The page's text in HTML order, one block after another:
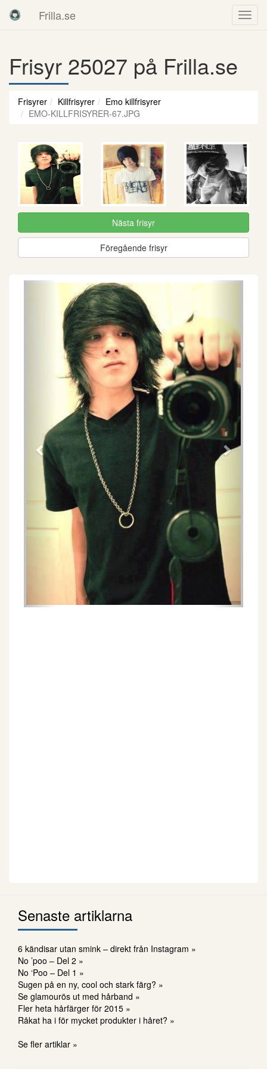
Frilla.se
Frisyr 25027 på Frilla.se
Frisyrer Killfrisyrer
Emo killfrisyrer
EMO-KILLFRISYRER-67.JPG
Nästa frisyr
Föregående frisyr
Föregående
Senaste artiklarna
6 kändisar utan smink – direkt från Instagram »
No ’poo – Del 2 »
No ‘Poo – Del 1 »
Sugen på en ny, cool och stark färg? »
Se glamourös ut med hårband »
Fler heta hårfärger för 2015 »
Råkat ha i för mycket produkter i håret? »
Se fler artiklar »